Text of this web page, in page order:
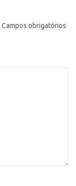
Campos obrigatórios